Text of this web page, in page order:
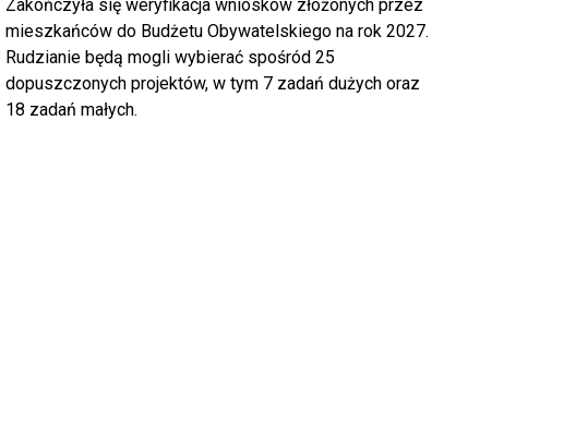
Zakończyła się weryfikacja wniosków złożonych przez
mieszkańców do Budżetu Obywatelskiego na rok 2027.
Rudzianie będą mogli wybierać spośród 25
dopuszczonych projektów, w tym 7 zadań dużych oraz
18 zadań małych.